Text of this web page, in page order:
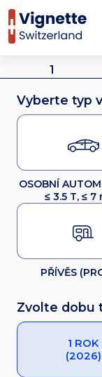
1
Vyberte typ
OSOBNÍ
≤ 3.5 T, ≤ 7
PŘÍVĚS
Zvolte dobu
1 ROK
(2026)